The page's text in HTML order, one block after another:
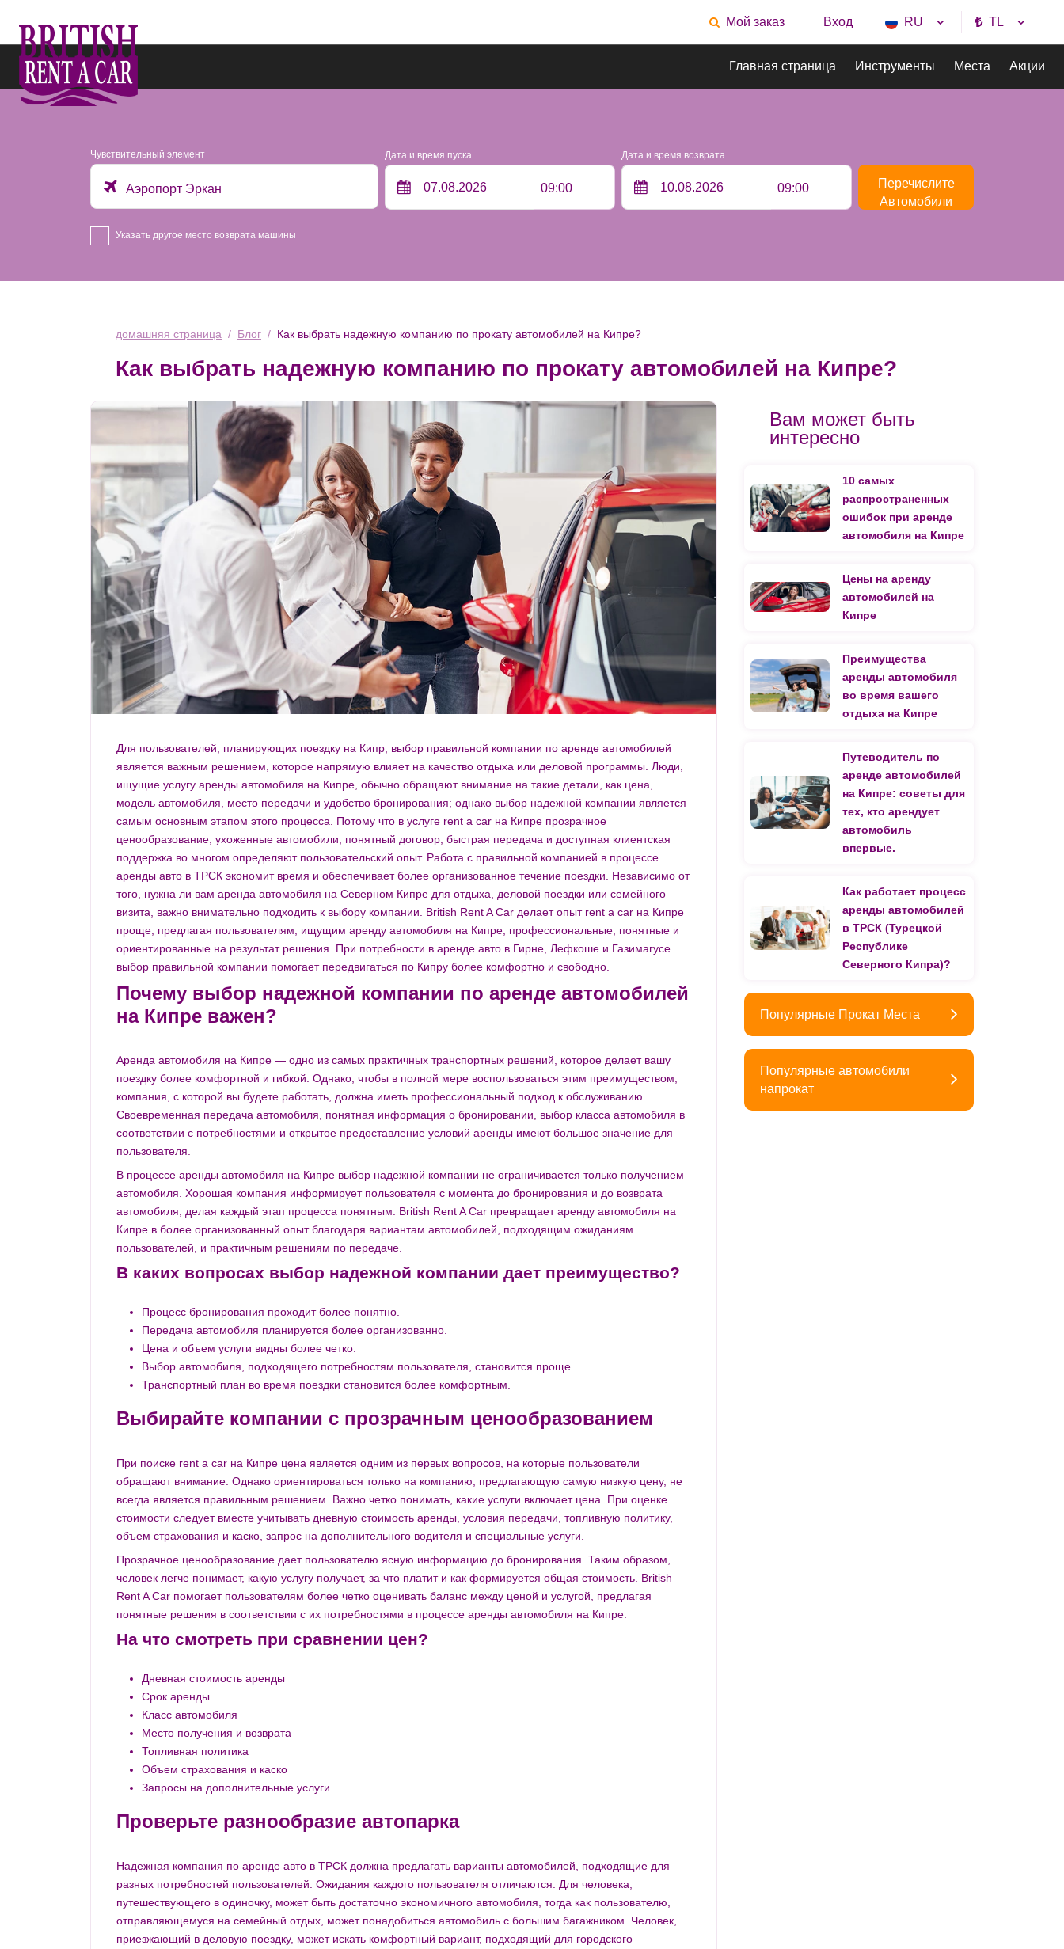
Мой заказ Вход RU TL
Главная страница Инструменты Места Акции
Чувствительный элемент
Аэропорт Эркан
Указать другое место возврата машины
Дата и время пуска
09:00
Дата и время возврата
09:00
Перечислите
Автомобили
домашняя страница Блог Как выбрать надежную компанию по прокату автомобилей на Кипре?
Как выбрать надежную компанию по прокату автомобилей на Кипре?
Для пользователей, планирующих поездку на Кипр, выбор правильной компании по аренде автомобилей
является важным решением, которое напрямую влияет на качество отдыха или деловой программы. Люди,
ищущие услугу аренды автомобиля на Кипре, обычно обращают внимание на такие детали, как цена,
модель автомобиля, место передачи и удобство бронирования; однако выбор надежной компании является
самым основным этапом этого процесса. Потому что в услуге rent a car на Кипре прозрачное
ценообразование, ухоженные автомобили, понятный договор, быстрая передача и доступная клиентская
поддержка во многом определяют пользовательский опыт. Работа с правильной компанией в процессе
аренды авто в ТРСК экономит время и обеспечивает более организованное течение поездки. Независимо от
того, нужна ли вам аренда автомобиля на Северном Кипре для отдыха, деловой поездки или семейного
визита, важно внимательно подходить к выбору компании. British Rent A Car делает опыт rent a car на Кипре
проще, предлагая пользователям, ищущим аренду автомобиля на Кипре, профессиональные, понятные и
ориентированные на результат решения. При потребности в аренде авто в Гирне, Лефкоше и Газимагусе
выбор правильной компании помогает передвигаться по Кипру более комфортно и свободно.
Почему выбор надежной компании по аренде автомобилей
на Кипре важен?
Аренда автомобиля на Кипре — одно из самых практичных транспортных решений, которое делает вашу
поездку более комфортной и гибкой. Однако, чтобы в полной мере воспользоваться этим преимуществом,
компания, с которой вы будете работать, должна иметь профессиональный подход к обслуживанию.
Своевременная передача автомобиля, понятная информация о бронировании, выбор класса автомобиля в
соответствии с потребностями и открытое предоставление условий аренды имеют большое значение для
пользователя.
В процессе аренды автомобиля на Кипре выбор надежной компании не ограничивается только получением
автомобиля. Хорошая компания информирует пользователя с момента до бронирования и до возврата
автомобиля, делая каждый этап процесса понятным. British Rent A Car превращает аренду автомобиля на
Кипре в более организованный опыт благодаря вариантам автомобилей, подходящим ожиданиям
пользователей, и практичным решениям по передаче.
В каких вопросах выбор надежной компании дает преимущество?
Процесс бронирования проходит более понятно.
Передача автомобиля планируется более организованно.
Цена и объем услуги видны более четко.
Выбор автомобиля, подходящего потребностям пользователя, становится проще.
Транспортный план во время поездки становится более комфортным.
Выбирайте компании с прозрачным ценообразованием
При поиске rent a car на Кипре цена является одним из первых вопросов, на которые пользователи
обращают внимание. Однако ориентироваться только на компанию, предлагающую самую низкую цену, не
всегда является правильным решением. Важно четко понимать, какие услуги включает цена. При оценке
стоимости следует вместе учитывать дневную стоимость аренды, условия передачи, топливную политику,
объем страхования и каско, запрос на дополнительного водителя и специальные услуги.
Прозрачное ценообразование дает пользователю ясную информацию до бронирования. Таким образом,
человек легче понимает, какую услугу получает, за что платит и как формируется общая стоимость. British
Rent A Car помогает пользователям более четко оценивать баланс между ценой и услугой, предлагая
понятные решения в соответствии с их потребностями в процессе аренды автомобиля на Кипре.
На что смотреть при сравнении цен?
Дневная стоимость аренды
Срок аренды
Класс автомобиля
Место получения и возврата
Топливная политика
Объем страхования и каско
Запросы на дополнительные услуги
Проверьте разнообразие автопарка
Надежная компания по аренде авто в ТРСК должна предлагать варианты автомобилей, подходящие для
разных потребностей пользователей. Ожидания каждого пользователя отличаются. Для человека,
путешествующего в одиночку, может быть достаточно экономичного автомобиля, тогда как пользователю,
отправляющемуся на семейный отдых, может понадобиться автомобиль с большим багажником. Человек,
приезжающий в деловую поездку, может искать комфортный вариант, подходящий для городского
Вам может быть
интересно
10 самых
распространенных
ошибок при аренде
автомобиля на Кипре
Цены на аренду
автомобилей на
Кипре
Преимущества
аренды автомобиля
во время вашего
отдыха на Кипре
Путеводитель по
аренде автомобилей
на Кипре: советы для
тех, кто арендует
автомобиль
впервые.
Как работает процесс
аренды автомобилей
в ТРСК (Турецкой
Республике
Северного Кипра)?
Популярные Прокат Места
Популярные автомобили
напрокат